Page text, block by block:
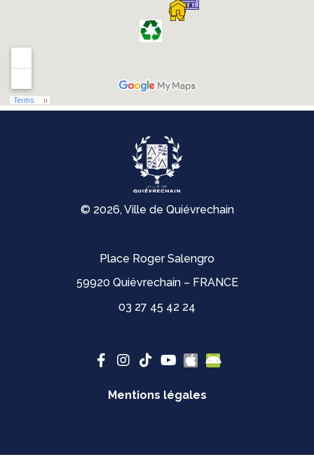
© 2026, Ville de Quiévrechain
Place Roger Salengro
59920 Quiévrechain – FRANCE
03 27 45 42 24
Mentions légales